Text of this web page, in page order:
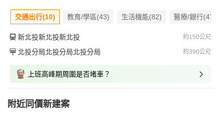
交通出行(10) 教育/學區(43) 生活機能(82) 醫療/銀行(47)
新北投新北投新北投 約150公尺
北投分局北投分局北投分局 約390公尺
上班高峰期周圍是否堵車？
附近同價新建案